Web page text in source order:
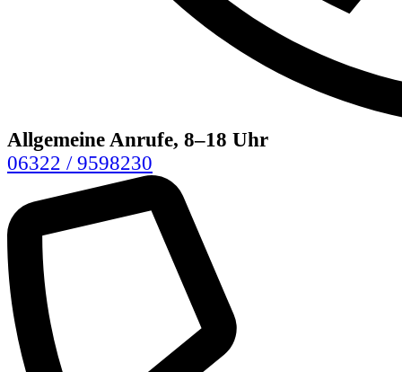
Allgemeine Anrufe, 8–18 Uhr
06322 / 9598230